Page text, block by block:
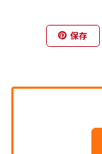
保存